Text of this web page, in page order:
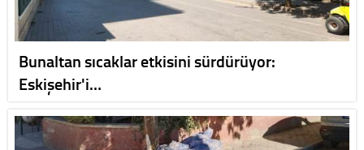
Bunaltan sıcaklar etkisini sürdürüyor:
Eskişehir'i…